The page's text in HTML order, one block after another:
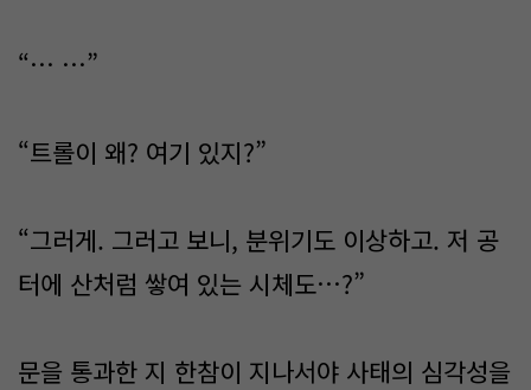
“… …”
“트롤이 왜? 여기 있지?”
“그러게. 그러고 보니, 분위기도 이상하고. 저 공
터에 산처럼 쌓여 있는 시체도…?”
문을 통과한 지 한참이 지나서야 사태의 심각성을